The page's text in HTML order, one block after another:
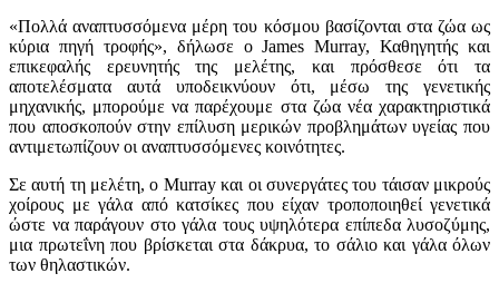
«Πολλά αναπτυσσόμενα μέρη του κόσμου βασίζονται στα ζώα ως
κύρια πηγή τροφής», δήλωσε ο James Murray, Καθηγητής και
επικεφαλής ερευνητής της μελέτης, και πρόσθεσε ότι τα
αποτελέσματα αυτά υποδεικνύουν ότι, μέσω της γενετικής
μηχανικής, μπορούμε να παρέχουμε στα ζώα νέα χαρακτηριστικά
που αποσκοπούν στην επίλυση μερικών προβλημάτων υγείας που
αντιμετωπίζουν οι αναπτυσσόμενες κοινότητες.
Σε αυτή τη μελέτη, ο Murray και οι συνεργάτες του τάισαν μικρούς
χοίρους με γάλα από κατσίκες που είχαν τροποποιηθεί γενετικά
ώστε να παράγουν στο γάλα τους υψηλότερα επίπεδα λυσοζύμης,
μια πρωτεΐνη που βρίσκεται στα δάκρυα, το σάλιο και γάλα όλων
των θηλαστικών.